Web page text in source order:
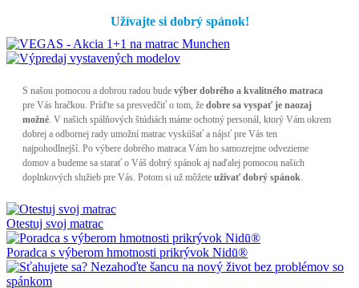
Užívajte si dobrý spánok!
S našou pomocou a dobrou radou bude výber dobrého a kvalitného matraca
pre Vás hračkou. Príďte sa presvedčiť o tom, že dobre sa vyspať je naozaj
možné. V našich spálňových štúdiách máme ochotný personál, ktorý Vám okrem
dobrej a odbornej rady umožní matrac vyskúšať a nájsť pre Vás ten
najpohodlnejší. Po výbere dobrého matraca Vám ho samozrejme odvezieme
domov a budeme sa starať o Váš dobrý spánok aj naďalej pomocou našich
doplnkových služieb pre Vás. Potom si už môžete užívať dobrý spánok.
Otestuj svoj matrac
Poradca s výberom hmotnosti prikrývok Nidū®